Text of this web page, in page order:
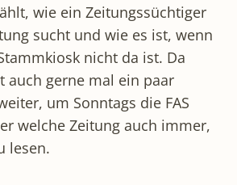
wie ein Zeitungssüchtiger
sucht und wie es ist, wenn
nicht da ist. Da
auch gerne mal ein paar
um Sonntags die FAS
welche Zeitung auch immer,
lesen.